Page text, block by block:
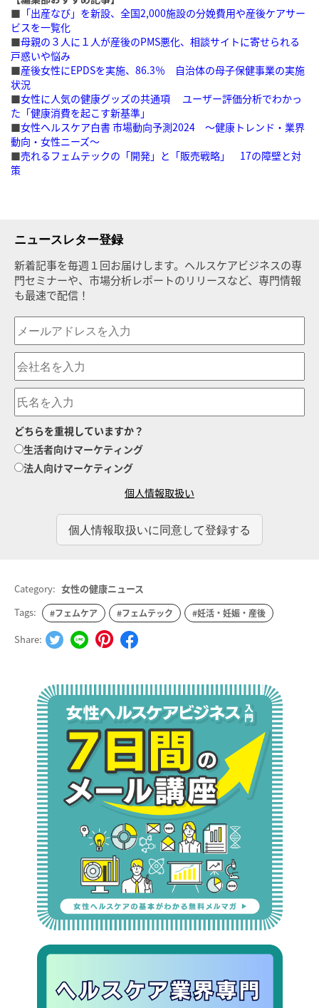
■ 「出産なび」を新設、全国2,000施設の分娩費用や産後ケアサー
ビスを一覧化
■母親の３人に１人が産後のPMS悪化、相談サイトに寄せられる
戸惑いや悩み
■産後女性にEPDSを実施、86.3％ 自治体の母子保健事業の実施
状況
■女性に人気の健康グッズの共通項 ユーザー評価分析でわかっ
た「健康消費を起こす新基準」
■女性ヘルスケア白書 市場動向予測2024 〜健康トレンド・業界
動向・女性ニーズ〜
■売れるフェムテックの「開発」と「販売戦略」 17の障壁と対
策
ニュースレター登録
新着記事を毎週１回お届けします。ヘルスケアビジネスの専
門セミナーや、市場分析レポートのリリースなど、専門情報
も最速で配信！
どちらを重視していますか？
生活者向けマーケティング
法人向けマーケティング
個人情報取扱い
Category: 女性の健康ニュース
Tags:
#フェムケア #フェムテック #妊活・妊娠・産後
Share: